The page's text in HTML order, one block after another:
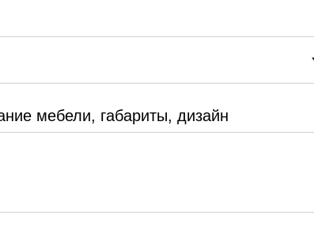
мебели, габариты, дизайн